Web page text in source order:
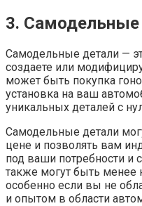
3. Самодельные
Самодельные детали —
создаете или
может быть покупка
установка на ваш
уникальных деталей с
Самодельные детали
цене и позволять вам
под ваши потребности и
также могут быть
особенно если вы не
и опытом в области